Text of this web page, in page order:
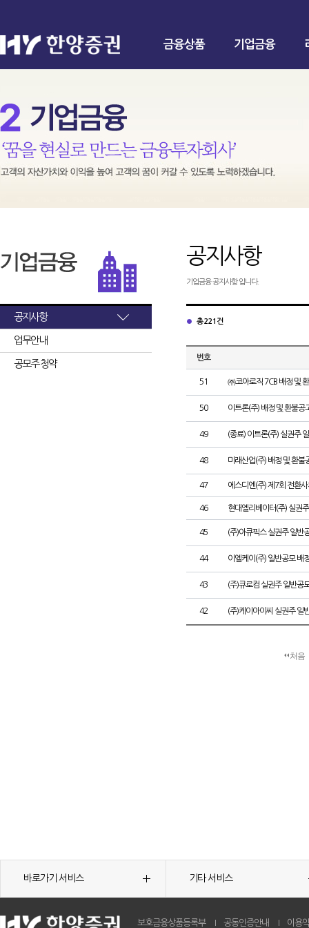
금융상품 기업금융
공지사항
업무안내
공모주 청약
공지사항
기업금융 공지사항 입니다.
총 221건
번호
51 ㈜코아로직 7CB 배정 및
50 이트론(주) 배정 및 환불공
49 (종료) 이트론(주) 실권주
48 미래산업(주) 배정 및 환불
47 에스디엔(주) 제7회 전환
46 현대엘리베이터(주) 실권
45 (주)아큐픽스 실권주 일반
44 이엘케이(주) 일반공모 배
43 (주)큐로컴 실권주 일반공
42 (주)케이아이씨 실권주 일
처음
바로가기 서비스 기타 서비스
보호금융상품등록부 공동인증안내 이용